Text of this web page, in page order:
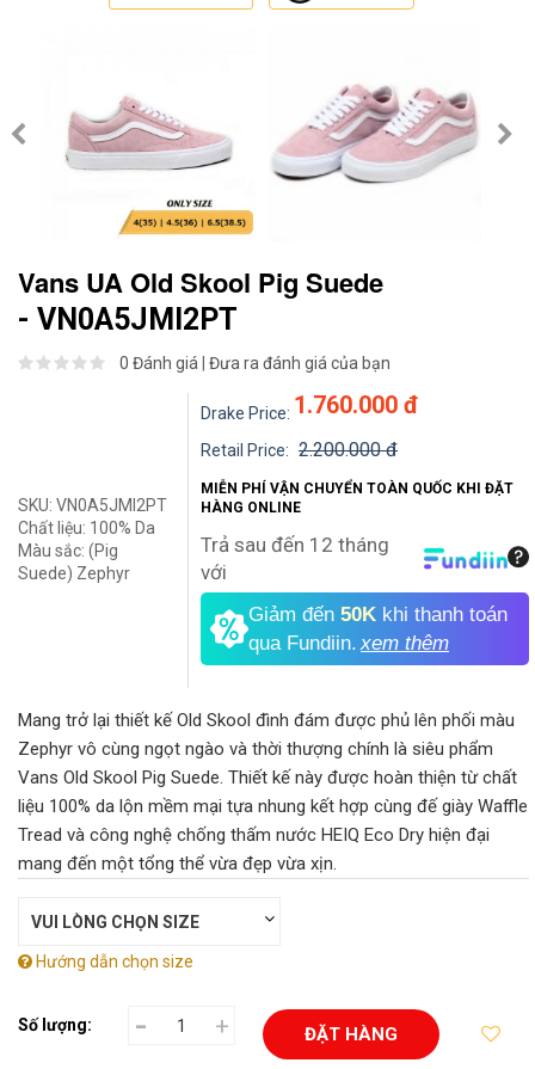
Vans UA Old Skool Pig Suede
- VN0A5JMI2PT
0 Đánh giá Đưa ra đánh giá của bạn
SKU: VN0A5JMI2PT
Chất liệu: 100% Da
Màu sắc: (Pig
Suede) Zephyr
Drake Price: 1.760.000 đ
Retail Price: 2.200.000 đ
MIỄN PHÍ VẬN CHUYỂN TOÀN QUỐC KHI ĐẶT
HÀNG ONLINE
Trả sau đến 12 tháng
với
Giảm đến 50K khi thanh toán
qua Fundiin. xem thêm
Mang trở lại thiết kế Old Skool đình đám được phủ lên phối màu
Zephyr vô cùng ngọt ngào và thời thượng chính là siêu phẩm
Vans Old Skool Pig Suede. Thiết kế này được hoàn thiện từ chất
liệu 100% da lộn mềm mại tựa nhung kết hợp cùng đế giày Waffle
Tread và công nghệ chống thấm nước HEIQ Eco Dry hiện đại
mang đến một tổng thể vừa đẹp vừa xịn.
Hướng dẫn chọn size
Số lượng: - + ĐẶT HÀNG